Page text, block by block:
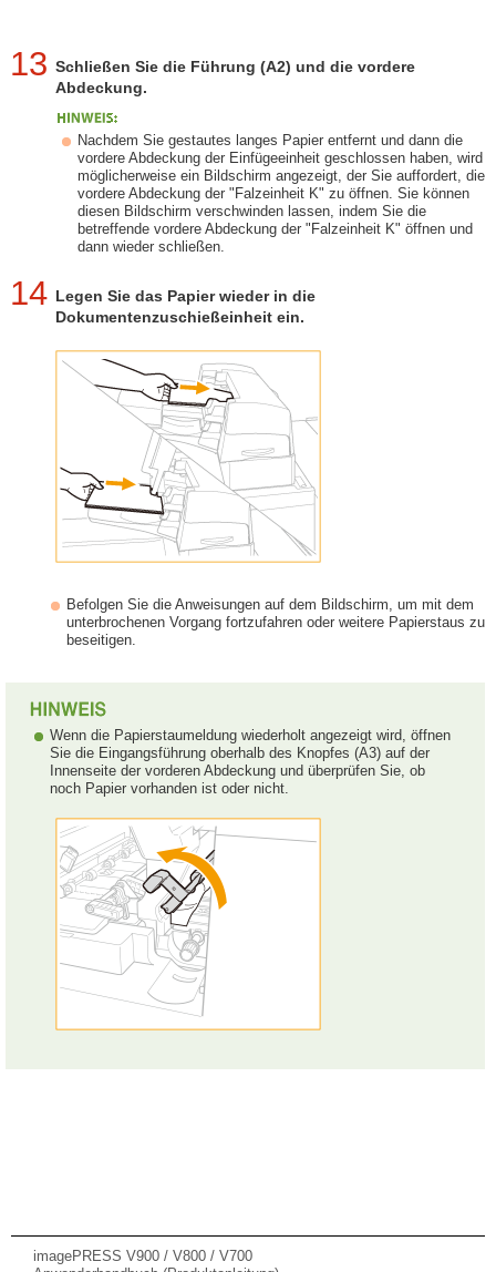
13 Schließen Sie die Führung (A2) und die vordere
Abdeckung.
Nachdem Sie gestautes langes Papier entfernt und dann die
vordere Abdeckung der Einfügeeinheit geschlossen haben, wird
möglicherweise ein Bildschirm angezeigt, der Sie auffordert, die
vordere Abdeckung der "Falzeinheit K" zu öffnen. Sie können
diesen Bildschirm verschwinden lassen, indem Sie die
betreffende vordere Abdeckung der "Falzeinheit K" öffnen und
dann wieder schließen.
14 Legen Sie das Papier wieder in die
Dokumentenzuschießeinheit ein.
Befolgen Sie die Anweisungen auf dem Bildschirm, um mit dem
unterbrochenen Vorgang fortzufahren oder weitere Papierstaus zu
beseitigen.
Wenn die Papierstaumeldung wiederholt angezeigt wird, öffnen
Sie die Eingangsführung oberhalb des Knopfes (A3) auf der
Innenseite der vorderen Abdeckung und überprüfen Sie, ob
noch Papier vorhanden ist oder nicht.
imagePRESS V900 / V800 / V700